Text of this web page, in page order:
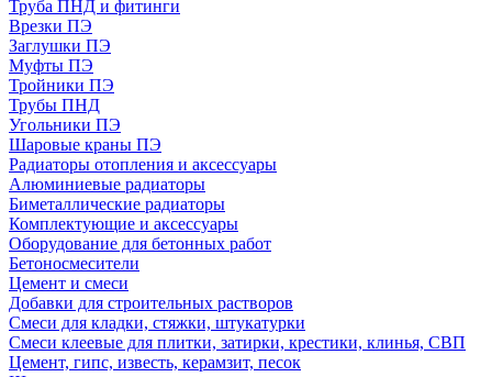
Труба ПНД и фитинги
Врезки ПЭ
Заглушки ПЭ
Муфты ПЭ
Тройники ПЭ
Трубы ПНД
Угольники ПЭ
Шаровые краны ПЭ
Радиаторы отопления и аксессуары
Алюминиевые радиаторы
Биметаллические радиаторы
Комплектующие и аксессуары
Оборудование для бетонных работ
Бетоносмесители
Цемент и смеси
Добавки для строительных растворов
Смеси для кладки, стяжки, штукатурки
Смеси клеевые для плитки, затирки, крестики, клинья, СВП
Цемент, гипс, известь, керамзит, песок